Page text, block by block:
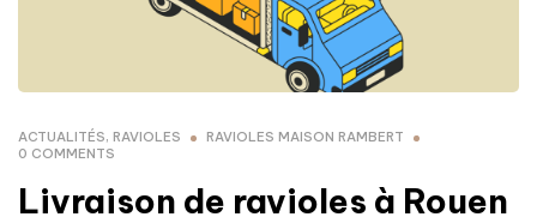
ACTUALITÉS, RAVIOLES
RAVIOLES MAISON RAMBERT
0 COMMENTS
Livraison de ravioles à Rouen